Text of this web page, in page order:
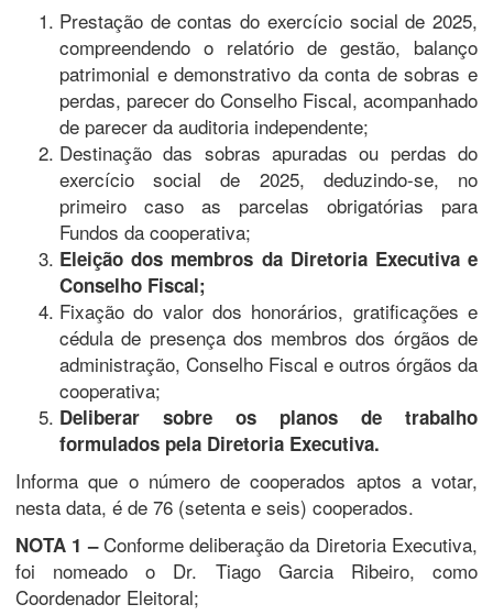
Prestação de contas do exercício social de 2025,
compreendendo o relatório de gestão, balanço
patrimonial e demonstrativo da conta de sobras e
perdas, parecer do Conselho Fiscal, acompanhado
de parecer da auditoria independente;
Destinação das sobras apuradas ou perdas do
exercício social de 2025, deduzindo-se, no
primeiro caso as parcelas obrigatórias para
Fundos da cooperativa;
Eleição dos membros da Diretoria Executiva e
Conselho Fiscal;
Fixação do valor dos honorários, gratificações e
cédula de presença dos membros dos órgãos de
administração, Conselho Fiscal e outros órgãos da
cooperativa;
Deliberar sobre os planos de trabalho
formulados pela Diretoria Executiva.
Informa que o número de cooperados aptos a votar,
nesta data, é de 76 (setenta e seis) cooperados.
NOTA 1 –Conforme deliberação da Diretoria Executiva,
foi nomeado o Dr. Tiago Garcia Ribeiro, como
Coordenador Eleitoral;